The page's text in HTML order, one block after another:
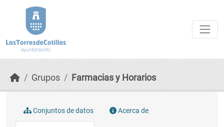
Grupos Farmacias y Horarios
Conjuntos de datos Acerca de